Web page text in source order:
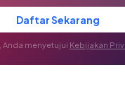
Daftar Sekarang
Anda menyetujui Kebijakan